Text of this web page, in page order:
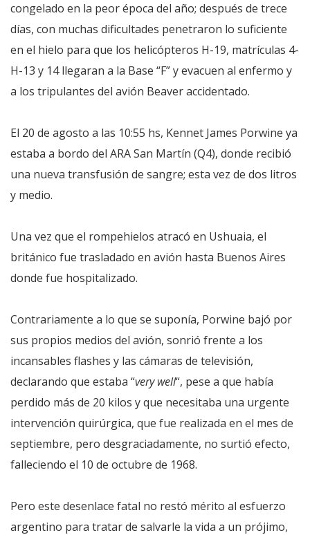
congelado en la peor época del año; después de trece
días, con muchas dificultades penetraron lo suficiente
en el hielo para que los helicópteros H-19, matrículas 4-
H-13 y 14 llegaran a la Base “F” y evacuen al enfermo y
a los tripulantes del avión Beaver accidentado.
El 20 de agosto a las 10:55 hs, Kennet James Porwine ya
estaba a bordo del ARA San Martín (Q4), donde recibió
una nueva transfusión de sangre; esta vez de dos litros
y medio.
Una vez que el rompehielos atracó en Ushuaia, el
británico fue trasladado en avión hasta Buenos Aires
donde fue hospitalizado.
Contrariamente a lo que se suponía, Porwine bajó por
sus propios medios del avión, sonrió frente a los
incansables flashes y las cámaras de televisión,
declarando que estaba “very well“, pese a que había
perdido más de 20 kilos y que necesitaba una urgente
intervención quirúrgica, que fue realizada en el mes de
septiembre, pero desgraciadamente, no surtió efecto,
falleciendo el 10 de octubre de 1968.
Pero este desenlace fatal no restó mérito al esfuerzo
argentino para tratar de salvarle la vida a un prójimo,